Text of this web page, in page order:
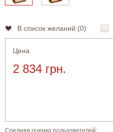
В список желаний (0)
Цена
2 834 грн.
Средняя оценка пользователей: